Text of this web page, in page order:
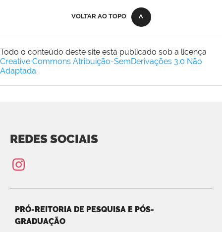
VOLTAR AO TOPO
Todo o conteúdo deste site está publicado sob a licença
Creative Commons Atribuição-SemDerivações 3.0 Não
Adaptada.
REDES SOCIAIS
PRÓ-REITORIA DE PESQUISA E PÓS-
GRADUAÇÃO